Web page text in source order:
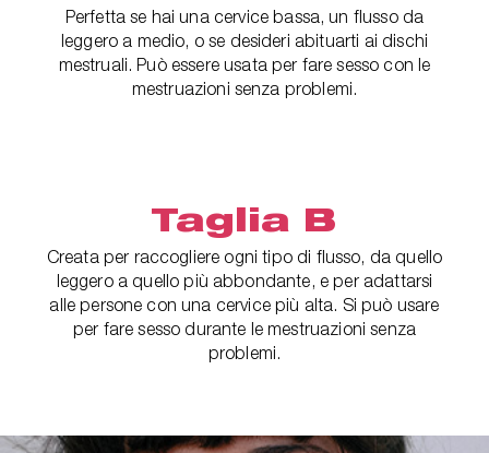
Perfetta se hai una cervice bassa, un flusso da
leggero a medio, o se desideri abituarti ai dischi
mestruali. Può essere usata per fare sesso con le
mestruazioni senza problemi.
Taglia B
Creata per raccogliere ogni tipo di flusso, da quello
leggero a quello più abbondante, e per adattarsi
alle persone con una cervice più alta. Si può usare
per fare sesso durante le mestruazioni senza
problemi.